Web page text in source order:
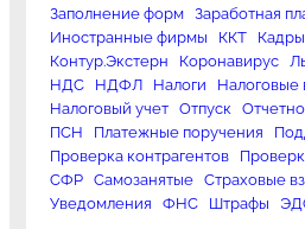
Заполнение форм
Заработная
Иностранные фирмы
ККТ Кадры
Контур.Экстерн
Коронавирус
НДС
НДФЛ Налоги
Налоговые
Налоговый учет
Отпуск
ПСН
Платежные поручения
Проверка контрагентов
СФР
Самозанятые Страховые
Уведомления
ФНС Штрафы